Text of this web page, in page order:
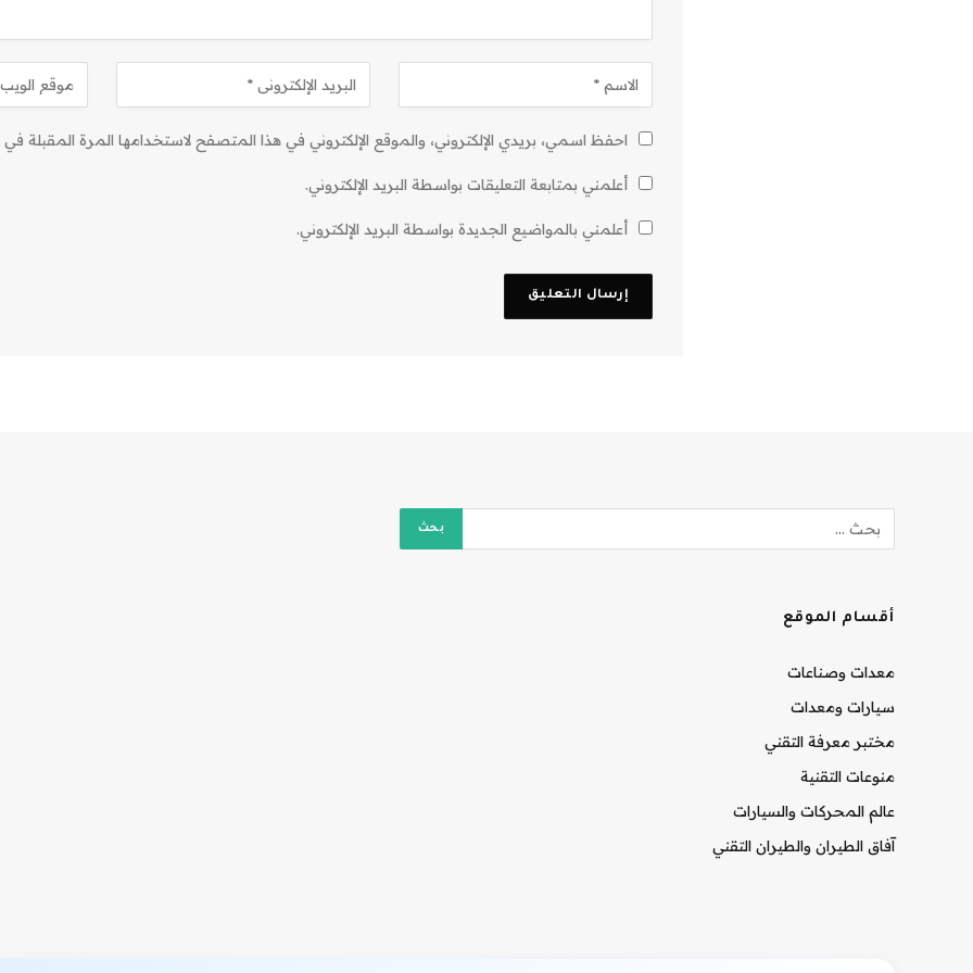
احفظ اسمي، بريدي الإلكتروني، والموقع الإلكتروني في هذا المتصفح لاستخدامها المرة المقبلة في
أعلمني بمتابعة التعليقات بواسطة البريد الإلكتروني.
أعلمني بالمواضيع الجديدة بواسطة البريد الإلكتروني.
أقسام الموقع
معدات وصناعات
سيارات ومعدات
مختبر معرفة التقني
منوعات التقنية
عالم المحركات والسيارات
آفاق الطيران والطيران التقني